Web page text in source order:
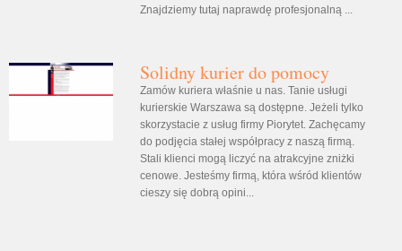
Znajdziemy tutaj naprawdę profesjonalną ...
Solidny kurier do pomocy
Zamów kuriera właśnie u nas. Tanie usługi
kurierskie Warszawa są dostępne. Jeżeli tylko
skorzystacie z usług firmy Piorytet. Zachęcamy
do podjęcia stałej współpracy z naszą firmą.
Stali klienci mogą liczyć na atrakcyjne zniżki
cenowe. Jesteśmy firmą, która wśród klientów
cieszy się dobrą opini...